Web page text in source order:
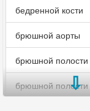
бедренной кости
брюшной аорты
брюшной полости
брюшной полости